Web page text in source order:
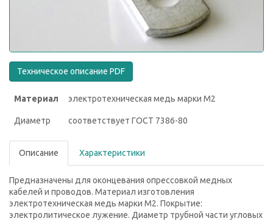
Техническое описание PDF
Материал электротехническая медь ма­рки М2
Диаметр соответствует ГОСТ 7386-80
Описание Характеристики
Предназначены для оконцевания опрессовкой медных
кабелей и проводов. Материал изготовления
электротехническая медь ма­рки М2. Покрытие:
электролитическое лужение. Диаметр трубной части угловых